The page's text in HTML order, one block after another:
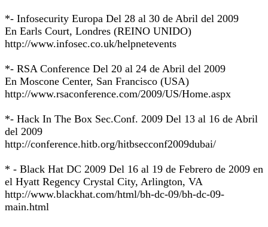
*- Infosecurity Europa Del 28 al 30 de Abril del 2009
En Earls Court, Londres (REINO UNIDO)
http://www.infosec.co.uk/helpnetevents
*- RSA Conference Del 20 al 24 de Abril del 2009
En Moscone Center, San Francisco (USA)
http://www.rsaconference.com/2009/US/Home.aspx
*- Hack In The Box Sec.Conf. 2009 Del 13 al 16 de Abril
del 2009
http://conference.hitb.org/hitbsecconf2009dubai/
* - Black Hat DC 2009 Del 16 al 19 de Febrero de 2009 en
el Hyatt Regency Crystal City, Arlington, VA
http://www.blackhat.com/html/bh-dc-09/bh-dc-09-
main.html